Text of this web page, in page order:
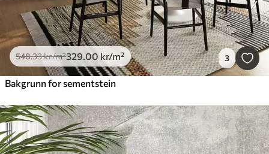
548.33kr/m²329.00 kr/m² 3
Bakgrunn for sementstein